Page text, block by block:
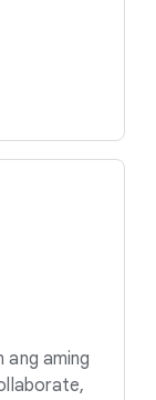
ang aming